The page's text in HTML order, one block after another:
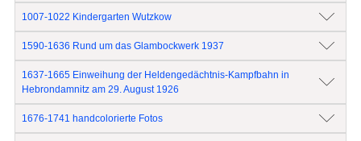
1007-1022 Kindergarten Wutzkow
1590-1636 Rund um das Glambockwerk 1937
1637-1665 Einweihung der Heldengedächtnis-Kampfbahn in
Hebrondamnitz am 29. August 1926
1676-1741 handcolorierte Fotos